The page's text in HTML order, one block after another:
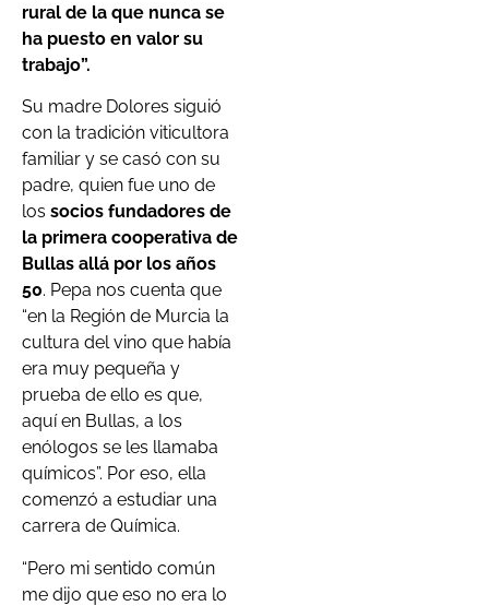
rural de la que nunca se
ha puesto en valor su
trabajo”.
Su madre Dolores siguió
con la tradición viticultora
familiar y se casó con su
padre, quien fue uno de
los socios fundadores de
la primera cooperativa de
Bullas allá por los años
50. Pepa nos cuenta que
“en la Región de Murcia la
cultura del vino que había
era muy pequeña y
prueba de ello es que,
aquí en Bullas, a los
enólogos se les llamaba
químicos”. Por eso, ella
comenzó a estudiar una
carrera de Química.
“Pero mi sentido común
me dijo que eso no era lo